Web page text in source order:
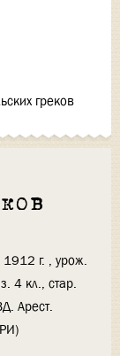
греков
г. , урож.
4 кл., стар.
Арест.